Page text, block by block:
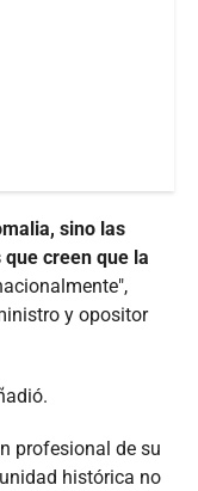
sino las
creen que la
y opositor
profesional de su
histórica no